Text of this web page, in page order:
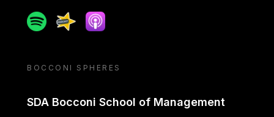
SpotifySpreakerApple podcast
BOCCONI SPHERES
SDA Bocconi School of Management